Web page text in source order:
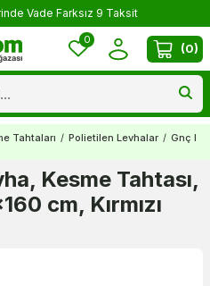
Vade Farksız 9 Taksit
0
(0)
Tahtaları / Polietilen Levhalar / Gnç
Kesme Tahtası,
cm, Kırmızı